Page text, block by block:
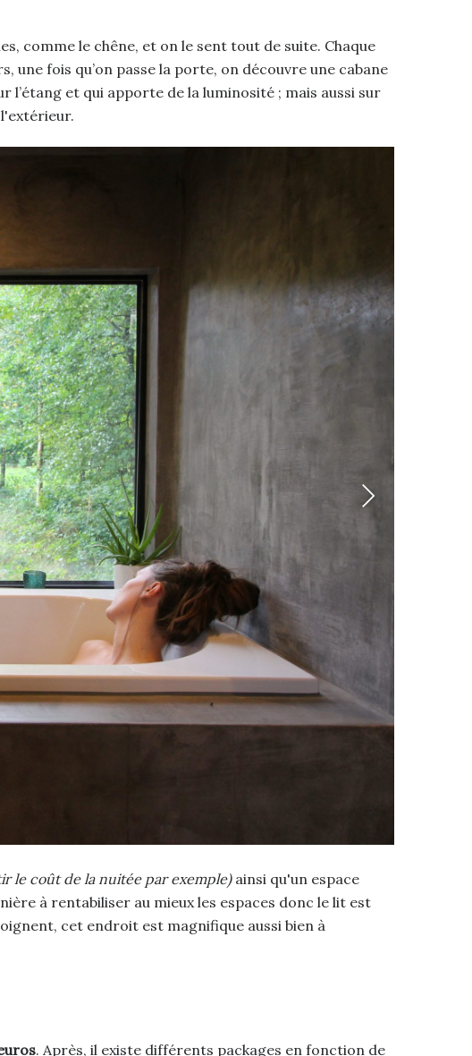
comme le chêne, et on le sent tout de suite. Chaque
une fois qu’on passe la porte, on découvre une cabane
et qui apporte de la luminosité ; mais aussi sur
le coût de la nuitée par exemple)ainsi qu'un espace
à rentabiliser au mieux les espaces donc le lit est
cet endroit est magnifique aussi bien à
. Après, il existe différents packages en fonction de